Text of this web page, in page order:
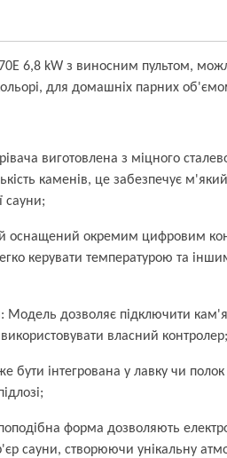
6,8 kW з виносним пультом,
для домашніх парних
виготовлена з міцного
каменів, це забезпечує
сауни;
оснащений окремим цифровим
керувати температурою та
: Модель дозволяє підключити
власний контролер;
бути інтегрована у лавку чи
форма дозволяють
сауни, створюючи унікальну